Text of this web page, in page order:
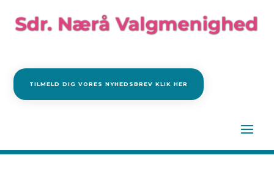
TILMELD DIG VORES NYHEDSBREV KLIK HER